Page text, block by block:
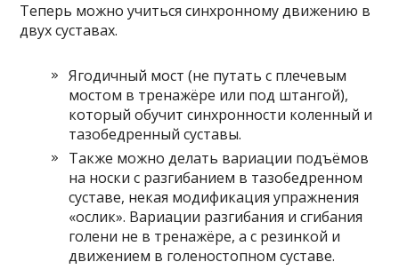
Теперь можно учиться синхронному движению в
двух суставах.
Ягодичный мост (не путать с плечевым
мостом в тренажёре или под штангой),
который обучит синхронности коленный и
тазобедренный суставы.
Также можно делать вариации подъёмов
на носки с разгибанием в тазобедренном
суставе, некая модификация упражнения
«ослик». Вариации разгибания и сгибания
голени не в тренажёре, а с резинкой и
движением в голеностопном суставе.